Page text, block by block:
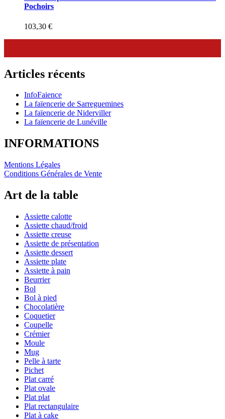
Pochoirs
103,30 €
Articles récents
InfoFaience
La faïencerie de Sarreguemines
La faïencerie de Niderviller
La faïencerie de Lunéville
INFORMATIONS
Mentions Légales
Conditions Générales de Vente
Art de la table
Assiette calotte
Assiette chaud/froid
Assiette creuse
Assiette de présentation
Assiette dessert
Assiette plate
Assiette à pain
Beurrier
Bol
Bol à pied
Chocolatière
Coquetier
Coupelle
Crémier
Moule
Mug
Pelle à tarte
Pichet
Plat carré
Plat ovale
Plat plat
Plat rectangulaire
Plat à cake